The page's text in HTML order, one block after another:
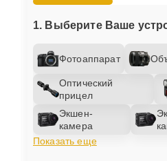
1. Выберите Ваше
Фотоаппарат
Оптический
прицел
Экшен-
камера
Показать еще